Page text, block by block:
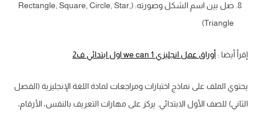
صل بين اسم الشكل وصورته: (Rectangle, Square, Circle, Star,
Triangle)
إقرأ أيضا :أوراق عمل انجليزي we can 1 اول ابتدائي ف2
يحتوي الملف على نماذج اختبارات ومراجعات لمادة اللغة الإنجليزية (الفصل
الثاني) للصف الأول الابتدائي. يركز على مهارات التعريف بالنفس، الأرقام،